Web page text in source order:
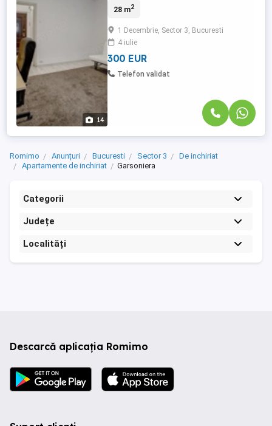
14
ti se potriveste, suna-ma ca sa
28 m2
1 Decembrie, Sector 3, Bucuresti
4 iulie
300 EUR
Telefon validat
Romimo Anunțuri Bucuresti Sector 3
De inchiriat
Apartamente de inchiriat
Garsoniera
Categorii
Județe
Localități
Descarcă aplicația Romimo